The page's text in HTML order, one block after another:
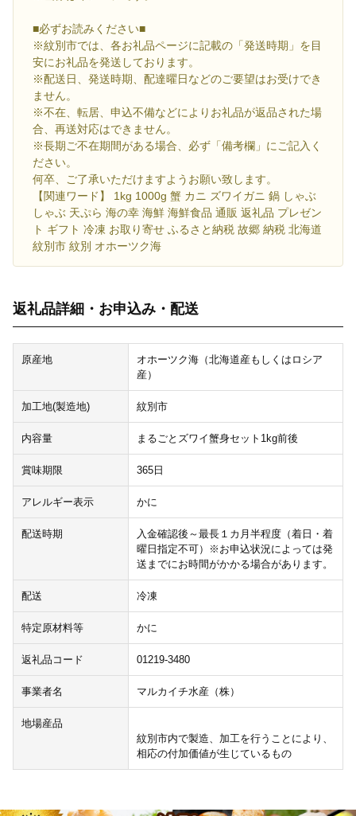
■必ずお読みください■
※紋別市では、各お礼品ページに記載の「発送時期」を目
安にお礼品を発送しております。
※配送日、発送時期、配達曜日などのご要望はお受けでき
ません。
※不在、転居、申込不備などによりお礼品が返品された場
合、再送対応はできません。
※長期ご不在期間がある場合、必ず「備考欄」にご記入く
ださい。
何卒、ご了承いただけますようお願い致します。
【関連ワード】 1kg 1000g 蟹 カニ ズワイガニ 鍋 しゃぶ
しゃぶ 天ぷら 海の幸 海鮮 海鮮食品 通販 返礼品 プレゼン
ト ギフト 冷凍 お取り寄せ ふるさと納税 故郷 納税 北海道
紋別市 紋別 オホーツク海
返礼品詳細・お申込み・配送
原産地
オホーツク海（北海道産もしくはロシア
産）
加工地(製造地) 紋別市
内容量 まるごとズワイ蟹身セット1kg前後
賞味期限 365日
アレルギー表示 かに
配送時期
入金確認後～最長１カ月半程度（着日・着
曜日指定不可）※お申込状況によっては発
送までにお時間がかかる場合があります。
配送 冷凍
特定原材料等 かに
返礼品コード 01219-3480
事業者名 マルカイチ水産（株）
地場産品
紋別市内で製造、加工を行うことにより、
相応の付加価値が生じているもの